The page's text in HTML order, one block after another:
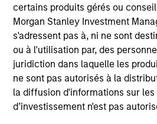
certains produits gérés ou
Morgan Stanley Investment
s'adressent pas à, ni ne sont
ou à l'utilisation par, des
juridiction dans laquelle les
ne sont pas autorisés à la
la diffusion d'informations sur les
d’investissement n'est pas
View Site
Investment Team
Morgan Stanley Private